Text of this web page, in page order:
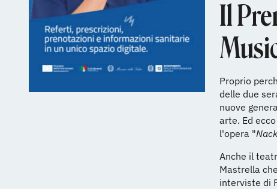
Il
Proprio
delle due
nuove
arte. Ed
l'opera "
Anche il
Mastrella
interviste di